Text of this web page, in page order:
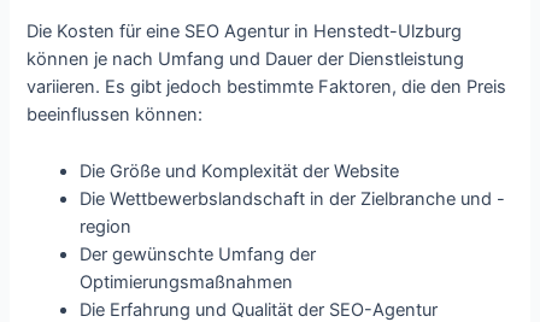
Die Kosten für eine SEO Agentur in Henstedt-Ulzburg
können je nach Umfang und Dauer der Dienstleistung
variieren. Es gibt jedoch bestimmte Faktoren, die den Preis
beeinflussen können:
Die Größe und Komplexität der Website
Die Wettbewerbslandschaft in der Zielbranche und -
region
Der gewünschte Umfang der
Optimierungsmaßnahmen
Die Erfahrung und Qualität der SEO-Agentur